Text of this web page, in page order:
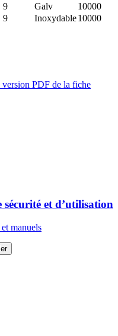
9 Galv
10000
9 Inoxydable10000
PDF de la fiche
et d’utilisation
manuels